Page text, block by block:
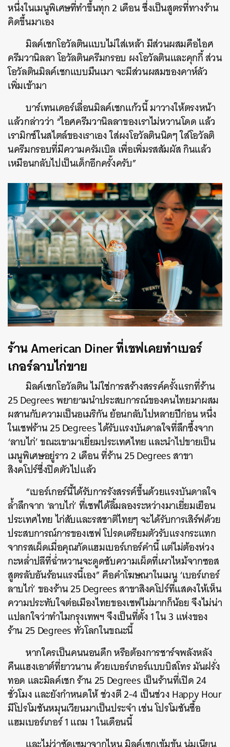
หนึ่งในเมนูพิเศษที่ทำขึ้นทุก 2 เดือน ซึ่งเป็นสูตรที่ทางร้าน
คิดขึ้นมาเอง
มิลค์เชกโอวัลตินแบบไม่ใส่เหล้า มีส่วนผสมคือไอศ
ครีมวานิลลา โอวัลตินครีมกรอบ ผงโอวัลตินและคุกกี้ ส่วน
โอวัลตินมิลค์เชกแบบมึนเมา จะมีส่วนผสมของคาห์ลัว
เพิ่มเข้ามา
บาร์เทนเดอร์เลื่อนมิลค์เชกแก้วนี้ มาวางให้ตรงหน้า
แล้วกล่าวว่า “ไอศครีมวานิลลาของเราไม่หวานโดด แล้ว
เรามิกซ์ในสไตล์ของเราเอง ใส่ผงโอวัลตินนิดๆ ใส่โอวัลติ
นครีมกรอบที่มีความครัมเบิล เพื่อเพิ่มรสสัมผัส กินแล้ว
เหมือนกลับไปเป็นเด็กอีกครั้งครับ”
ร้าน American Diner ที่เชฟเคยทำเบอร์
เกอร์ลาบไก่ขาย
มิลค์เชกโอวัลติน ไม่ใช่การสร้างสรรค์ครั้งแรกที่ร้าน
25 Degrees พยายามนำประสบการณ์ของคนไทยมาผสม
ผสานกับความเป็นอเมริกัน ย้อนกลับไปหลายปีก่อน หนึ่ง
ในเชฟร้าน 25 Degrees ได้รับแรงบันดาลใจที่ลึกซึ้งจาก
‘ลาบไก่’ ขณะเขามาเยี่ยมประเทศไทย และนำไปขายเป็น
เมนูพิเศษอยู่ราว 2 เดือน ที่ร้าน 25 Degrees สาขา
สิงคโปร์ซึ่งปิดตัวไปแล้ว
“เบอร์เกอร์นี้ได้รับการรังสรรค์ขึ้นด้วยแรงบันดาลใจ
ล้ำลึกจาก ‘ลาบไก่’ ที่เชฟได้ลิ้มลองระหว่างมาเยี่ยมเยือน
ประเทศไทย ไก่สับและรสชาติไทยๆ จะได้รับการเสิร์ฟด้วย
ประสบการณ์การของเชฟ โปรดเตรียมตัวรับแรงกระแทก
จากรสเผ็ดเมื่อคุณกัดแฮมเบอร์เกอร์คำนี้ แต่ไม่ต้องห่วง
กะหล่ำปลีที่ฉ่ำหวานจะดูดซับความเผ็ดที่เผาไหม้จากซอส
สูตรลับอันร้อนแรงนี้เอง” คือคำโฆษณาในเมนู ‘เบอร์เกอร์
ลาบไก่’ ของร้าน 25 Degrees สาขาสิงคโปร์ที่แสดงให้เห็น
ความประทับใจต่อเมืองไทยของเชฟไม่มากก็น้อย จึงไม่น่า
แปลกใจว่าทำไมกรุงเทพฯ จึงเป็นที่ตั้ง 1 ใน 3 แห่งของ
ร้าน 25 Degrees ทั่วโลกในขณะนี้
หากใครเป็นคนนอนดึก หรือต้องการชาร์จพลังหลัง
คืนแฮงเอาต์ที่ยาวนาน ด้วยเบอร์เกอร์แบบบิสโทร มันฝรั่ง
ทอด และมิลค์เชก ร้าน 25 Degrees เป็นร้านที่เปิด 24
ชั่วโมง และยังกำหนดให้ ช่วงตี 2-4 เป็นช่วง Happy Hour
มีโปรโมชันหมุนเวียนมาเป็นประจำ เช่น โปรโมชันซื้อ
แฮมเบอร์เกอร์ 1 แถม 1 ในเดือนนี้